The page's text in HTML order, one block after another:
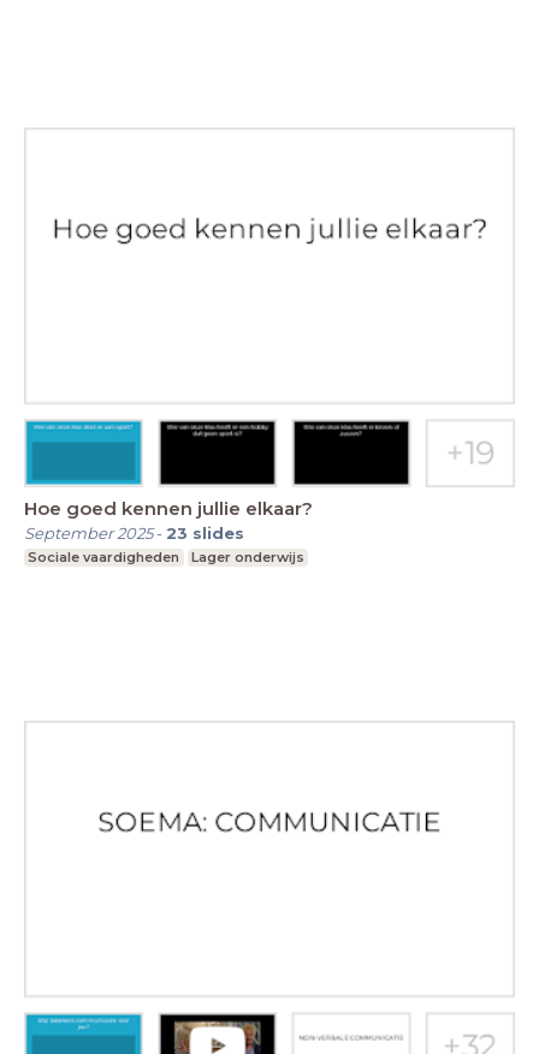
Hoe goed kennen jullie elkaar?
September 2025- 23 slides
Sociale vaardigheden Lager onderwijs